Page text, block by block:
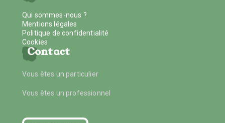
Qui sommes-nous ?
Mentions légales
Politique de confidentialité
Cookies
Contact
Vous êtes un particulier
Vous êtes un professionnel